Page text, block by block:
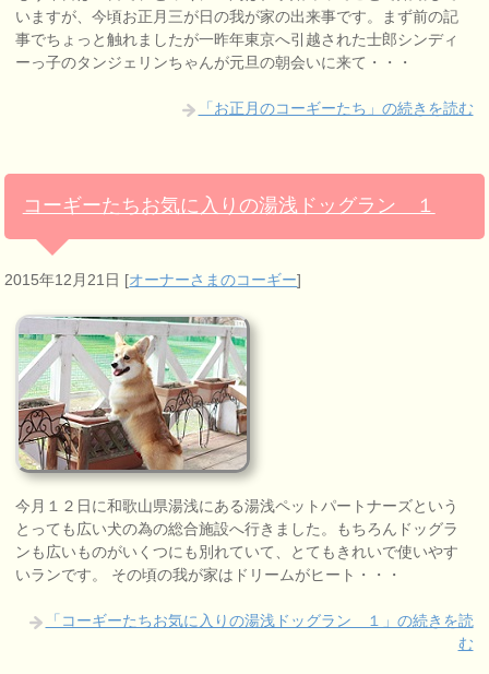
いますが、今頃お正月三が日の我が家の出来事です。まず前の記
事でちょっと触れましたが一昨年東京へ引越された士郎シンディ
ーっ子のタンジェリンちゃんが元旦の朝会いに来て・・・
「お正月のコーギーたち」の続きを読む
コーギーたちお気に入りの湯浅ドッグラン １
2015年12月21日 [オーナーさまのコーギー]
今月１２日に和歌山県湯浅にある湯浅ペットパートナーズという
とっても広い犬の為の総合施設へ行きました。もちろんドッグラ
ンも広いものがいくつにも別れていて、とてもきれいで使いやす
いランです。 その頃の我が家はドリームがヒート・・・
「コーギーたちお気に入りの湯浅ドッグラン １」の続きを読
む